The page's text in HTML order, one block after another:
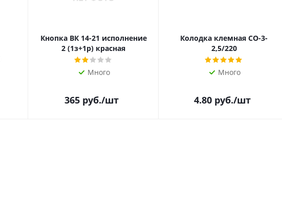
Кнопка ВК 14-21 исполнение
2 (1з+1р) красная
Много
365 руб./шт
Колодка клемная СО-3-
2,5/220
Много
4.80руб./шт